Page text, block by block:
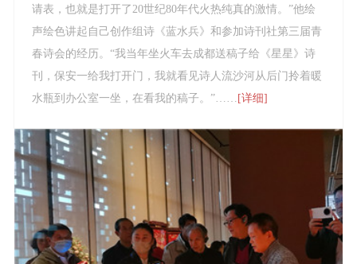
请表，也就是打开了20世纪80年代火热纯真的激情。”他绘
声绘色讲起自己创作组诗《蓝水兵》和参加诗刊社第三届青
春诗会的经历。“我当年坐火车去成都送稿子给《星星》诗
刊，保安一给我打开门，我就看见诗人流沙河从后门拎着暖
水瓶到办公室一坐，在看我的稿子。”…… [详细]